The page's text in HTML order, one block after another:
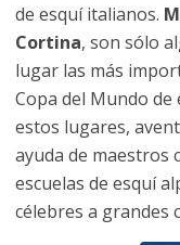
de esquí italianos.
Cortina, son sólo
lugar las más
Copa del Mundo de
estos lugares,
ayuda de maestros
escuelas de esquí
célebres a grandes